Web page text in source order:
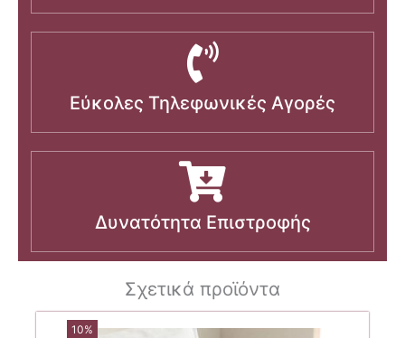
Εύκολες Τηλεφωνικές Αγορές
Δυνατότητα Επιστροφής
Σχετικά προϊόντα
10%